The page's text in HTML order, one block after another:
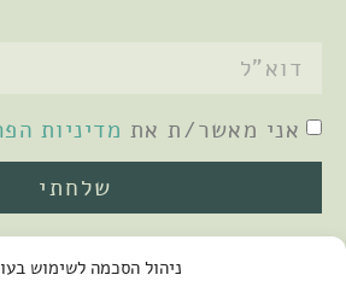
ניהול הסכמה לשימוש
אני מאשר/ת את מדיניות
שלחתי